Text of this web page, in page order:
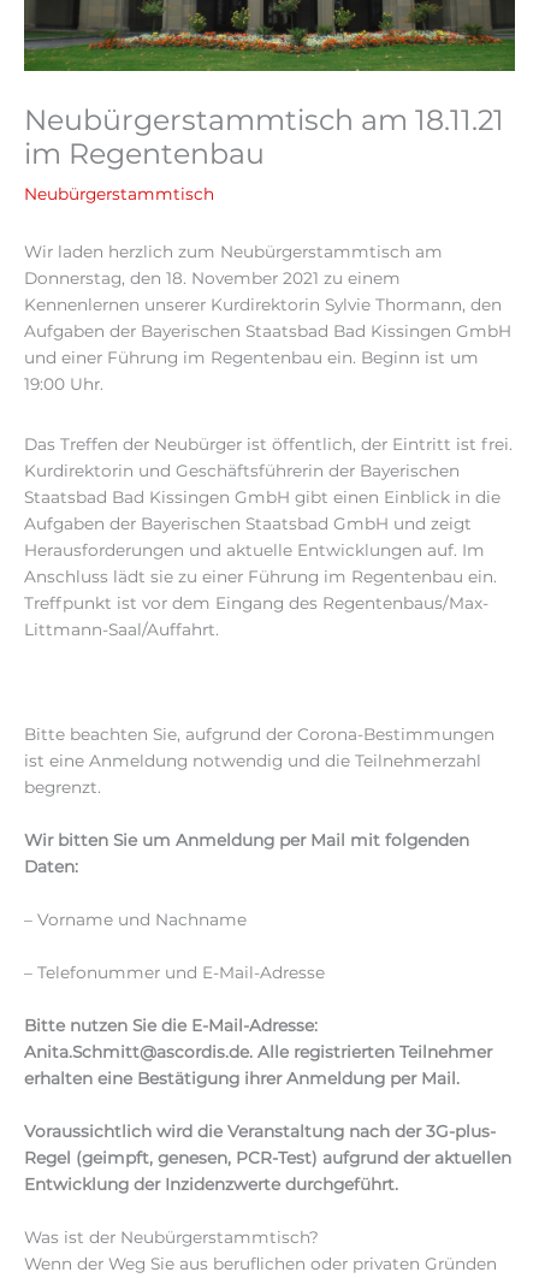
Neubürgerstammtisch am 18.11.21
im Regentenbau
Neubürgerstammtisch
Wir laden herzlich zum Neubürgerstammtisch am
Donnerstag, den 18. November 2021 zu einem
Kennenlernen unserer Kurdirektorin Sylvie Thormann, den
Aufgaben der Bayerischen Staatsbad Bad Kissingen GmbH
und einer Führung im Regentenbau ein. Beginn ist um
19:00 Uhr.
Das Treffen der Neubürger ist öffentlich, der Eintritt ist frei.
Kurdirektorin und Geschäftsführerin der Bayerischen
Staatsbad Bad Kissingen GmbH gibt einen Einblick in die
Aufgaben der Bayerischen Staatsbad GmbH und zeigt
Herausforderungen und aktuelle Entwicklungen auf. Im
Anschluss lädt sie zu einer Führung im Regentenbau ein.
Treffpunkt ist vor dem Eingang des Regentenbaus/Max-
Littmann-Saal/Auffahrt.
Bitte beachten Sie, aufgrund der Corona-Bestimmungen
ist eine Anmeldung notwendig und die Teilnehmerzahl
begrenzt.
Wir bitten Sie um Anmeldung per Mail mit folgenden
Daten:
– Vorname und Nachname
– Telefonummer und E-Mail-Adresse
Bitte nutzen Sie die E-Mail-Adresse:
Anita.Schmitt@ascordis.de. Alle registrierten Teilnehmer
erhalten eine Bestätigung ihrer Anmeldung per Mail.
Voraussichtlich wird die Veranstaltung nach der 3G-plus-
Regel (geimpft, genesen, PCR-Test) aufgrund der aktuellen
Entwicklung der Inzidenzwerte durchgeführt.
Was ist der Neubürgerstammtisch?
Wenn der Weg Sie aus beruflichen oder privaten Gründen